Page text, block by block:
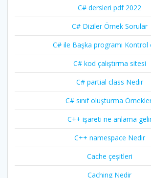
C# dersleri pdf 2022
C# Diziler Örnek Sorular
C# ile Başka programı Kontrol
C# kod çalıştırma sitesi
C# partial class Nedir
C# sınıf oluşturma
C++ işareti ne anlama
C++ namespace Nedir
Cache çeşitleri
Caching Nedir